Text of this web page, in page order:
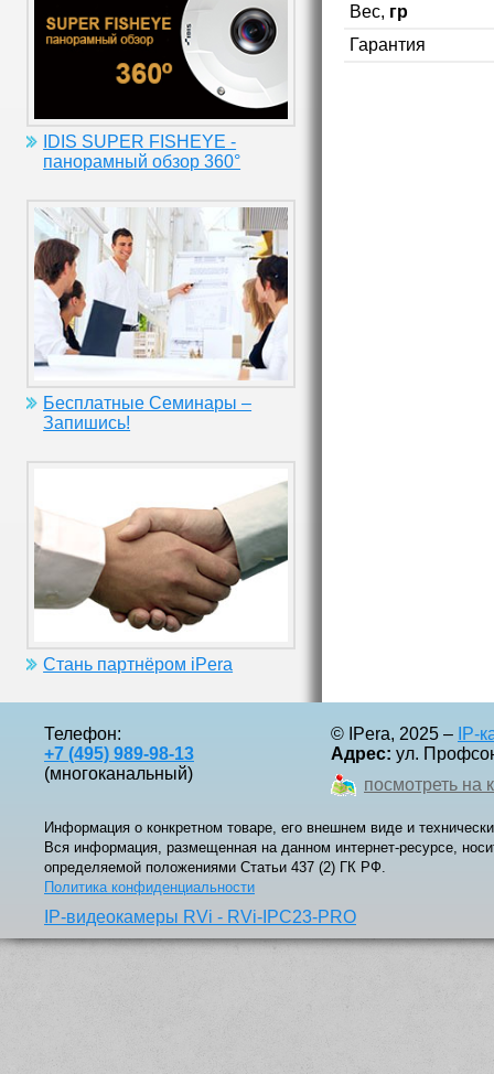
IDIS SUPER FISHEYE -
панорамный обзор 360°
Бесплатные Семинары –
Запишись!
Стань партнёром iPera
Вес, гр
Гарантия
Телефон:
+7 (495) 989-98-13
(многоканальный)
© IPera, 2025 – IP-
Адрес: ул.
посмотреть на
Информация о конкретном товаре, его внешнем виде и
Вся информация, размещенная на данном интернет-ресурсе,
определяемой положениями Статьи 437 (2) ГК РФ.
Политика конфиденциальности
IP-видеокамеры RVi - RVi-IPC23-PRO